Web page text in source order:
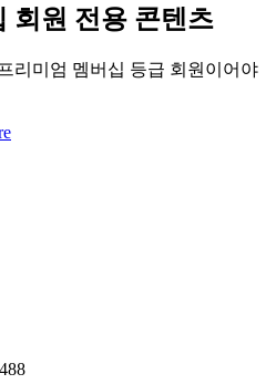
회원 전용 콘텐츠
리미엄 멤버십 등급 회원이어야